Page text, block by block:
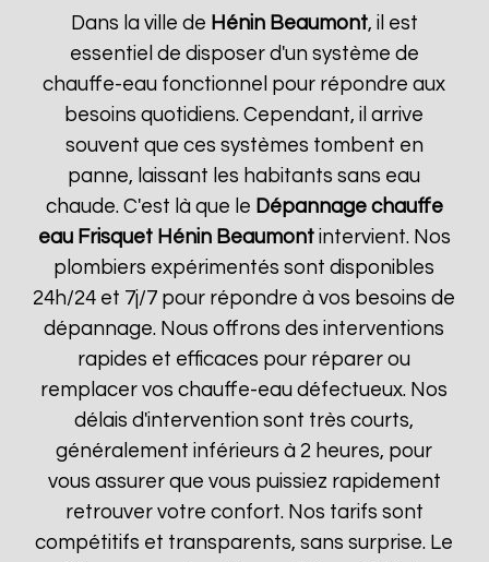
Dans la ville de Hénin Beaumont, il est
essentiel de disposer d'un système de
chauffe-eau fonctionnel pour répondre aux
besoins quotidiens. Cependant, il arrive
souvent que ces systèmes tombent en
panne, laissant les habitants sans eau
chaude. C'est là que le Dépannage chauffe
eau Frisquet Hénin Beaumontintervient. Nos
plombiers expérimentés sont disponibles
24h/24 et 7j/7 pour répondre à vos besoins de
dépannage. Nous offrons des interventions
rapides et efficaces pour réparer ou
remplacer vos chauffe-eau défectueux. Nos
délais d'intervention sont très courts,
généralement inférieurs à 2 heures, pour
vous assurer que vous puissiez rapidement
retrouver votre confort. Nos tarifs sont
compétitifs et transparents, sans surprise. Le